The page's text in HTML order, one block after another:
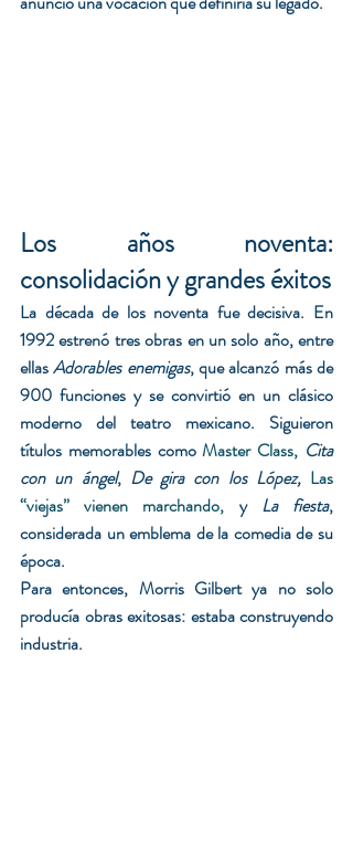
Los años noventa:
La década de los noventa fue decisiva. En
1992 estrenó tres obras en un solo año, entre
ellas Adorables enemigas, que alcanzó más de
900 funciones y se convirtió en un clásico
moderno del teatro mexicano. Siguieron
títulos memorables como Master Class, Cita
con un ángel, De gira con los López, Las
“viejas” vienen marchando, y La fiesta,
considerada un emblema de la comedia de su
época.
Para entonces, Morris Gilbert ya no solo
producía obras exitosas: estaba construyendo
industria.